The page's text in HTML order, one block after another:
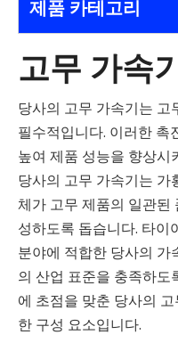
제품 카테고리
고무 가속
당사의 고무 가속기는 고
필수적입니다. 이러한 촉
높여 제품 성능을 향상시
당사의 고무 가속기는 가
체가 고무 제품의 일관된
성하도록 돕습니다. 타이
분야에 적합한 당사의 가
의 산업 표준을 충족하도
에 초점을 맞춘 당사의
한 구성 요소입니다.